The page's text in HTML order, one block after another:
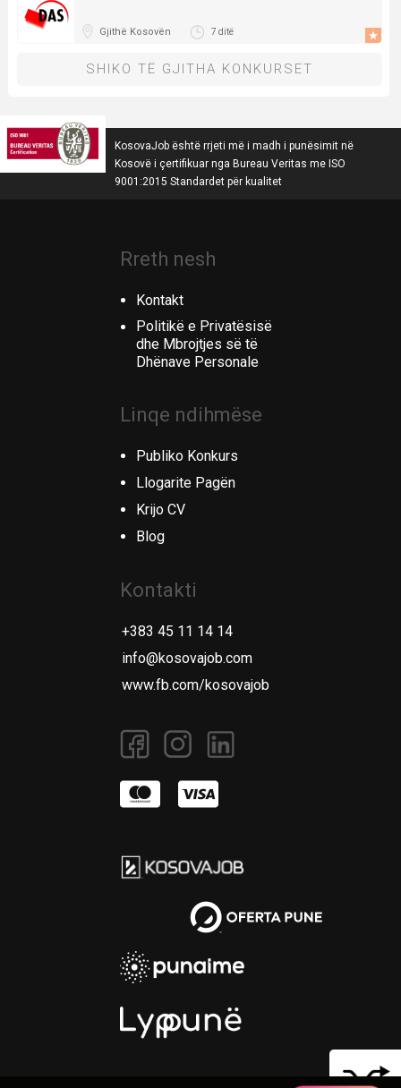
Gjithë Kosovën 7 ditë
SHIKO TË GJITHA KONKURSET
KosovaJob është rrjeti më i madh i punësimit në
Kosovë i çertifikuar nga Bureau Veritas me ISO
9001:2015 Standardet për kualitet
Rreth nesh
Kontakt
Politikë e Privatësisë
dhe Mbrojtjes së të
Dhënave Personale
Linqe ndihmëse
Publiko Konkurs
Llogarite Pagën
Krijo CV
Blog
Kontakti
+383 45 11 14 14
info@kosovajob.com
www.fb.com/kosovajob